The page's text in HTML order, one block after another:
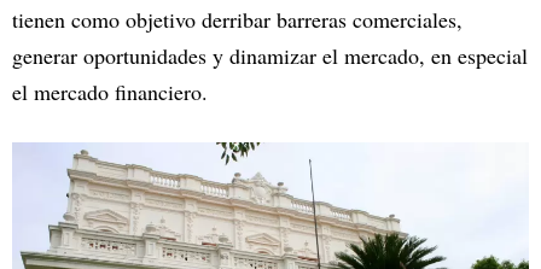
tienen como objetivo derribar barreras comerciales,
generar oportunidades y dinamizar el mercado, en especial
el mercado financiero.